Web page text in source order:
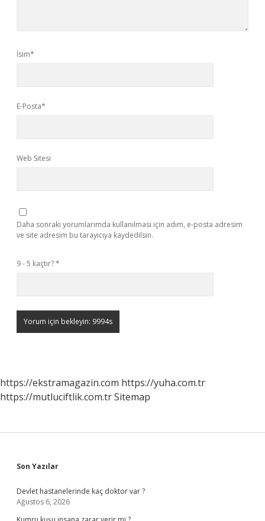
İsim*
E-Posta*
Web Sitesi
Daha sonraki yorumlarımda kullanılması için adım, e-posta adresim
ve site adresim bu tarayıcıya kaydedilsin.
9 - 5 kaçtır?*
https://ekstramagazin.com https://yuha.com.tr
https://mutluciftlik.com.trSitemap
Sidebar
Son Yazılar
Devlet hastanelerinde kaç doktor var ?
Ağustos 6, 2026